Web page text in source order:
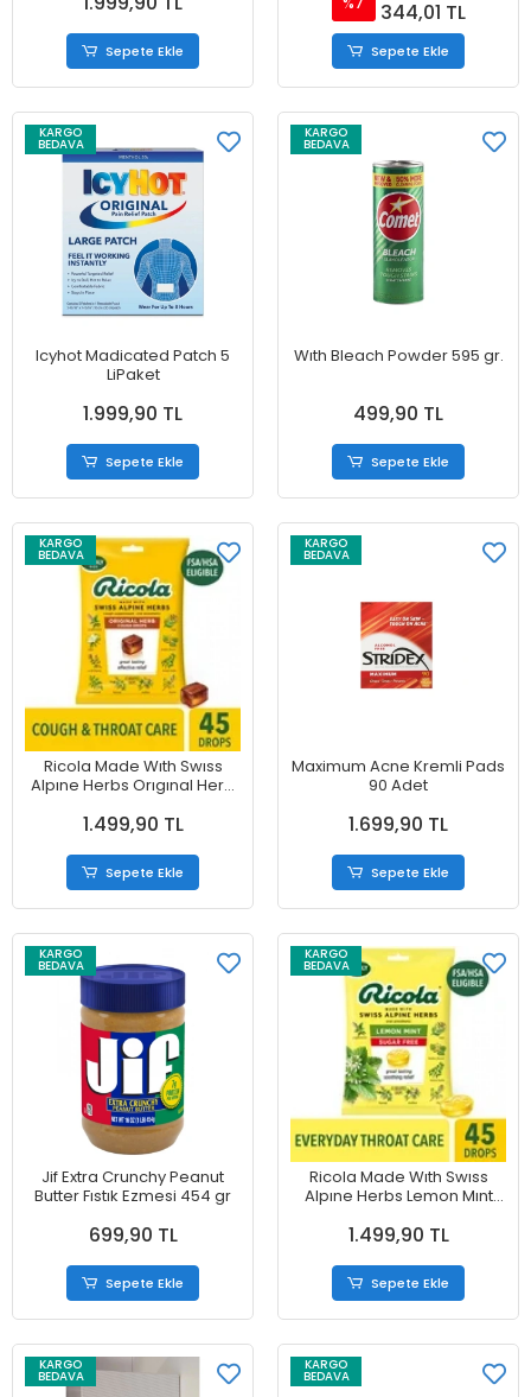
Sepete Ekle
344,01 TL
Sepete Ekle
KARGO
BEDAVA
Icyhot Madicated Patch 5
LiPaket
1.999,90 TL
Sepete Ekle
KARGO
BEDAVA
Wıth Bleach Powder 595 gr.
499,90 TL
Sepete Ekle
KARGO
BEDAVA
Ricola Made Wıth Swıss
Alpıne Herbs Orıgınal Herb
1.499,90 TL
Sepete Ekle
KARGO
BEDAVA
Maximum Acne Kremli Pads
90 Adet
1.699,90 TL
Sepete Ekle
KARGO
BEDAVA
Jif Extra Crunchy Peanut
Butter Fıstık Ezmesi 454 gr
699,90 TL
Sepete Ekle
KARGO
BEDAVA
Ricola Made Wıth Swıss
Alpıne Herbs Lemon Mınt
Soothıng Relief 45 Adet
1.499,90 TL
Sepete Ekle
KARGO
BEDAVA
KARGO
BEDAVA